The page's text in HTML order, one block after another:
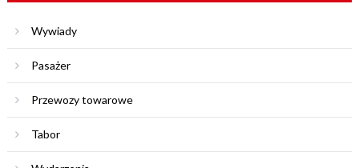
Wywiady
Pasażer
Przewozy towarowe
Tabor